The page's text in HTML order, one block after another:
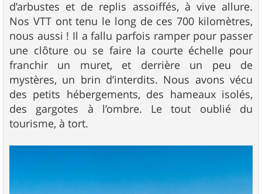
d’arbustes et de replis assoiffés, à vive allure.
Nos VTT ont tenu le long de ces 700 kilomètres,
nous aussi ! Il a fallu parfois ramper pour passer
une clôture ou se faire la courte échelle pour
franchir un muret, et derrière un peu de
mystères, un brin d’interdits. Nous avons vécu
des petits hébergements, des hameaux isolés,
des gargotes à l’ombre. Le tout oublié du
tourisme, à tort.